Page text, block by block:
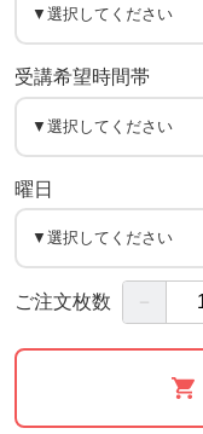
受講希望時間帯
曜日
ご注文枚数 －